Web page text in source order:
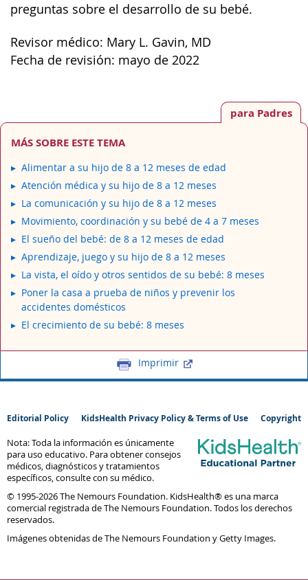
preguntas sobre el desarrollo de su bebé.
Revisor médico: Mary L. Gavin, MD
Fecha de revisión: mayo de 2022
para Padres
MÁS SOBRE ESTE TEMA
Alimentar a su hijo de 8 a 12 meses de edad
Atención médica y su hijo de 8 a 12 meses
La comunicación y su hijo de 8 a 12 meses
Movimiento, coordinación y su bebé de 4 a 7 meses
El sueño del bebé: de 8 a 12 meses de edad
Aprendizaje, juego y su hijo de 8 a 12 meses
La vista, el oído y otros sentidos de su bebé: 8 meses
Poner la casa a prueba de niños y prevenir los
accidentes domésticos
El crecimiento de su bebé: 8 meses
Imprimir
Editorial Policy KidsHealth Privacy Policy & Terms of Use Copyright
Nota: Toda la información es únicamente
para uso educativo. Para obtener consejos
médicos, diagnósticos y tratamientos
específicos, consulte con su médico.
© 1995-2026 The Nemours Foundation. KidsHealth® es una marca
comercial registrada de The Nemours Foundation. Todos los derechos
reservados.
Imágenes obtenidas de The Nemours Foundation y Getty Images.